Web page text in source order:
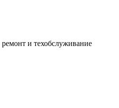
и техобслуживание